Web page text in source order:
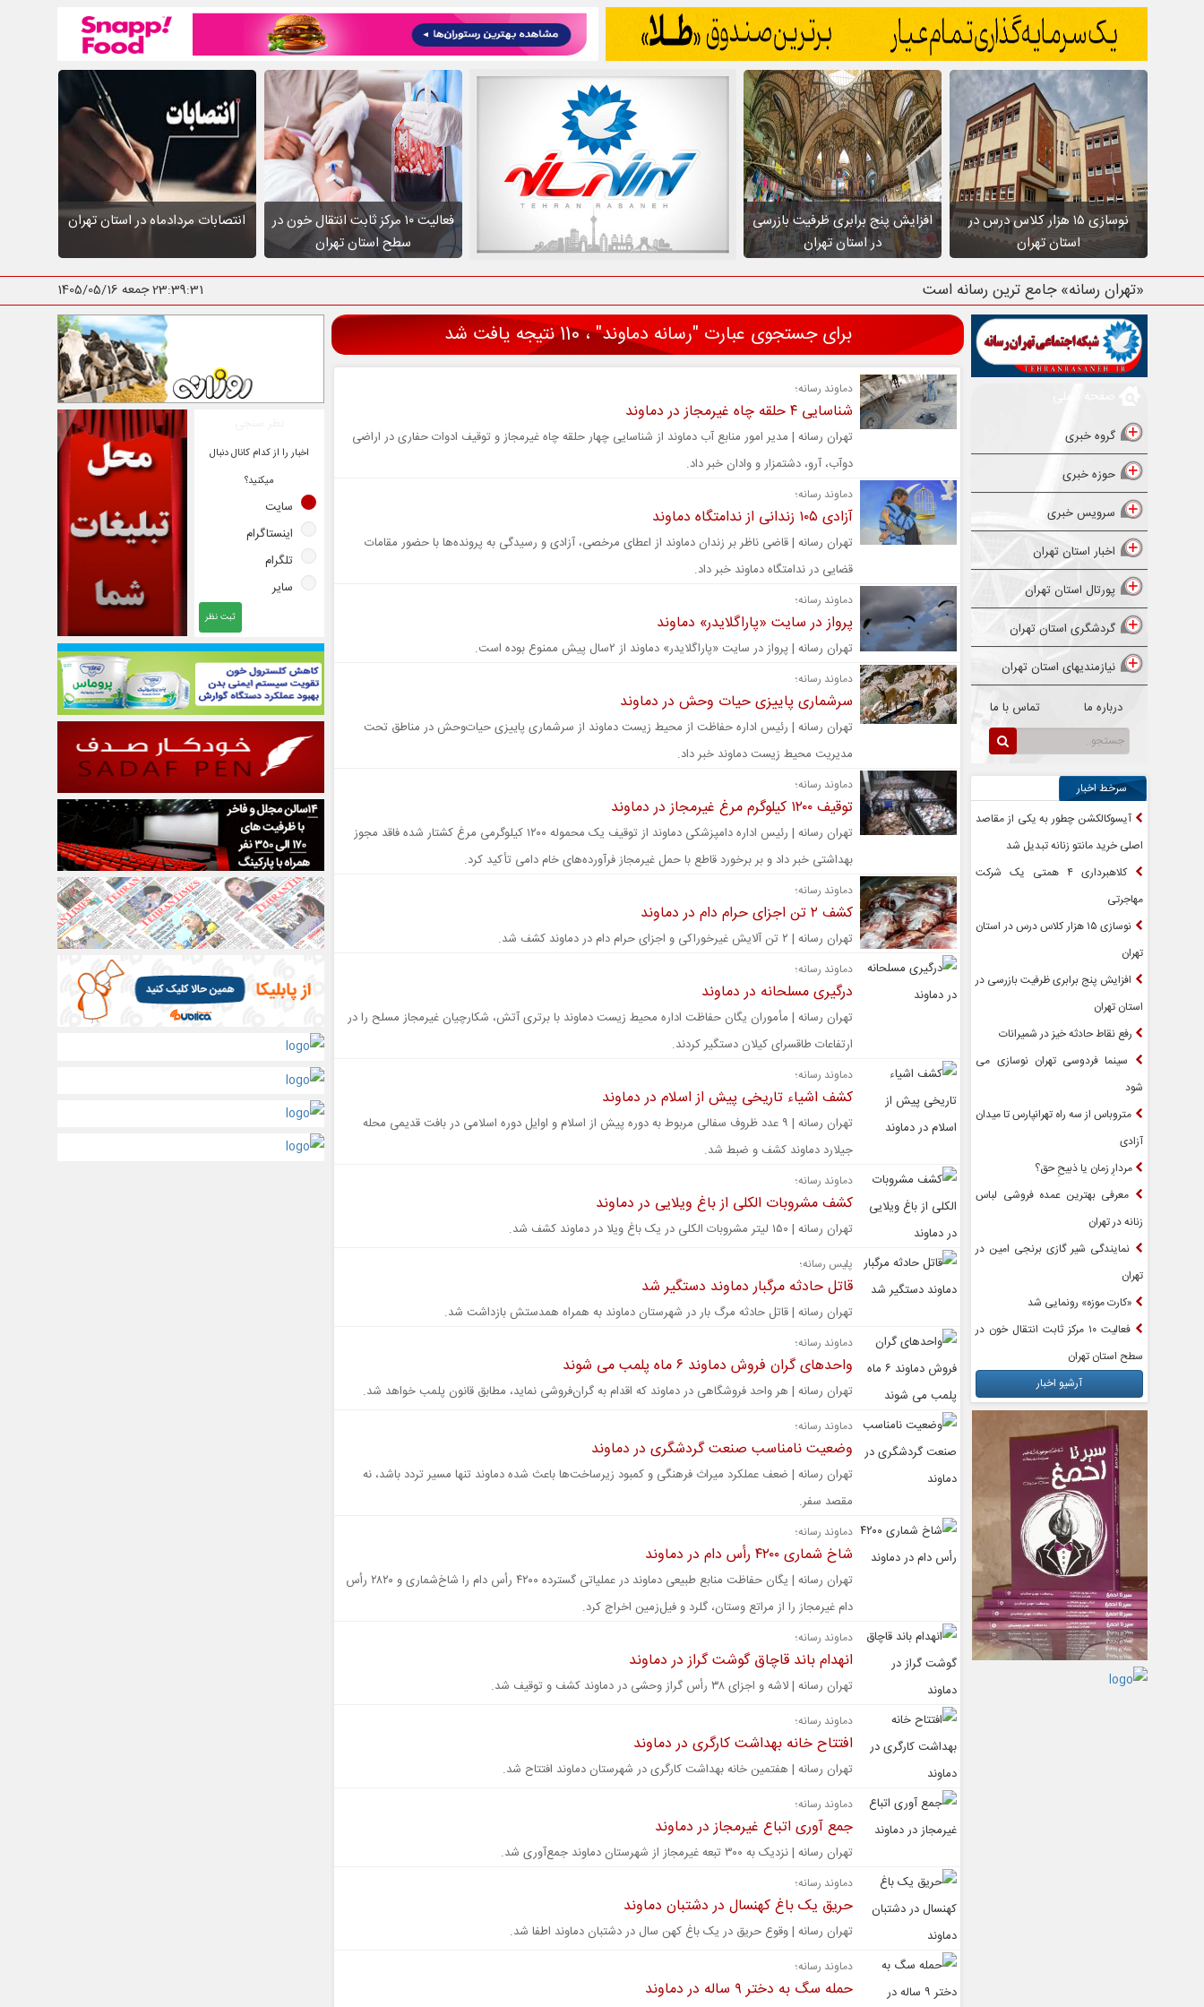
نوسازی ۱۵ هزار کلاس درس در
استان تهران
افزایش پنج برابری ظرفیت بازرسی
در استان تهران
فعالیت ۱۰ مرکز ثابت انتقال خون در
سطح استان تهران
انتصابات مردادماه در استان تهران
«تهران رسانه» جامع ترین رسانه استان تهرا 23:39:32جمعه 1405/05/16
گروه خبری
حوزه خبری
سرویس خبری
اخبار استان تهران
پورتال استان تهران
گردشگری استان تهران
نیازمندیهای استان تهران
درباره ما تماس با ما
سرخط اخبار
آیسوکالکشن چطور به یکی از مقاصد
اصلی خرید مانتو زنانه تبدیل شد
کلاهبرداری ۴ همتی یک شرکت
مهاجرتی
نوسازی ۱۵ هزار کلاس درس در استان
تهران
افزایش پنج برابری ظرفیت بازرسی در
استان تهران
رفع نقاط حادثه خیز در شمیرانات
سینما فردوسی تهران نوسازی می
شود
متروباس از سه راه تهرانپارس تا میدان
آزادی
مردارِ زمان یا ذبیحِ حق؟
معرفی بهترین عمده فروشی لباس
زنانه در تهران
نمایندگی شیر گازی برنجی امین در
تهران
«کارت موزه» رونمایی شد
فعالیت ۱۰ مرکز ثابت انتقال خون در
سطح استان تهران
آرشیو اخبار
برای جستجوی عبارت "رسانه دماوند" ، 110 نتیجه یافت شد
دماوند رسانه؛
شناسایی ۴ حلقه چاه غیرمجاز در دماوند
تهران رسانه | مدیر امور منابع آب دماوند از شناسایی چهار حلقه چاه غیرمجاز و توقیف ادوات حفاری در اراضی
دوآب، آرو، دشتمزار و وادان خبر داد.
دماوند رسانه؛
آزادی ۱۰۵ زندانی از ندامتگاه دماوند
تهران رسانه | قاضی ناظر بر زندان دماوند از اعطای مرخصی، آزادی و رسیدگی به پرونده‌ها با حضور مقامات
قضایی در ندامتگاه دماوند خبر داد.
دماوند رسانه؛
پرواز در سایت «پاراگلایدر» دماوند
تهران رسانه | پرواز در سایت «پاراگلایدر» دماوند از ۲سال پیش ممنوع بوده است.
دماوند رسانه؛
سرشماری پاییزی حیات وحش در دماوند
تهران رسانه | رئیس اداره حفاظت از محیط زیست دماوند از سرشماری پاییزی حیات‌وحش در مناطق تحت
مدیریت محیط زیست دماوند خبر داد.
دماوند رسانه؛
توقیف ۱۲۰۰ کیلوگرم مرغ غیرمجاز در دماوند
تهران رسانه | رئیس اداره دامپزشکی دماوند از توقیف یک محموله ۱۲۰۰ کیلوگرمی مرغ کشتار شده فاقد مجوز
بهداشتی خبر داد و بر برخورد قاطع با حمل غیرمجاز فرآورده‌های خام دامی تأکید کرد.
دماوند رسانه؛
کشف ۲ تن اجزای حرام دام در دماوند
تهران رسانه | ۲ تن آلایش غیرخوراکی و اجزای حرام دام در دماوند کشف شد.
دماوند رسانه؛
درگیری مسلحانه در دماوند
تهران رسانه | مأموران یگان حفاظت اداره محیط زیست دماوند با برتری آتش، شکارچیان غیرمجاز مسلح را در
ارتفاعات طاقسرای کیلان دستگیر کردند.
دماوند رسانه؛
کشف اشیاء تاریخی پیش از اسلام در دماوند
تهران رسانه | ۹ عدد ظروف سفالی مربوط به دوره پیش از اسلام و اوایل دوره اسلامی در بافت قدیمی محله
جیلارد دماوند کشف و ضبط شد.
دماوند رسانه؛
کشف مشروبات الکلی از باغ ویلایی در دماوند
تهران رسانه | ۱۵۰ لیتر مشروبات الکلی در یک باغ ویلا در دماوند کشف شد.
پلیس رسانه؛
قاتل حادثه مرگبار دماوند دستگیر شد
تهران رسانه | قاتل حادثه مرگ بار در شهرستان دماوند به همراه همدستش بازداشت شد.
دماوند رسانه؛
واحدهای گران فروش دماوند ۶ ماه پلمب می شوند
تهران رسانه | هر واحد فروشگاهی در دماوند که اقدام به گران‌فروشی نماید، مطابق قانون پلمب خواهد شد.
دماوند رسانه؛
وضعیت نامناسب صنعت گردشگری در دماوند
تهران رسانه | ضعف عملکرد میراث فرهنگی و کمبود زیرساخت‌ها باعث شده دماوند تنها مسیر تردد باشد، نه
مقصد سفر.
دماوند رسانه؛
شاخ شماری ۴۲۰۰ رأس دام در دماوند
تهران رسانه | یگان حفاظت منابع طبیعی دماوند در عملیاتی گسترده ۴۲۰۰ رأس دام را شاخ‌شماری و ۲۸۲۰ رأس
دام غیرمجاز را از مراتع وستان، گلرد و فیل‌زمین اخراج کرد.
دماوند رسانه؛
انهدام باند قاچاق گوشت گراز در دماوند
تهران رسانه | لاشه و اجزای ۳۸ رأس گراز وحشی در دماوند کشف و توقیف شد.
دماوند رسانه؛
افتتاح خانه بهداشت کارگری در دماوند
تهران رسانه | هفتمین خانه بهداشت کارگری در شهرستان دماوند افتتاح شد.
دماوند رسانه؛
جمع آوری اتباع غیرمجاز در دماوند
تهران رسانه | نزدیک به ۳۰۰ تبعه غیرمجاز از شهرستان دماوند جمع‌آوری شد.
دماوند رسانه؛
حریق یک باغ کهنسال در دشتبان دماوند
تهران رسانه | وقوع حریق در یک باغ کهن سال در دشتبان دماوند اطفا شد.
دماوند رسانه؛
حمله سگ به دختر ۹ ساله در دماوند
اخبار را از کدام کانال دنبال
میکنید؟
سایت
اینستاگرام
تلگرام
سایر
ثبت نظر